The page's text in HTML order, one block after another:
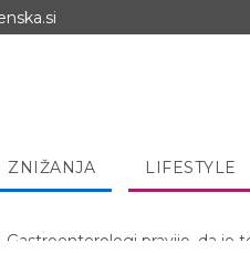
ZNIŽANJA LIFESTYLE
Hibernacijska dieta: Zakaj je